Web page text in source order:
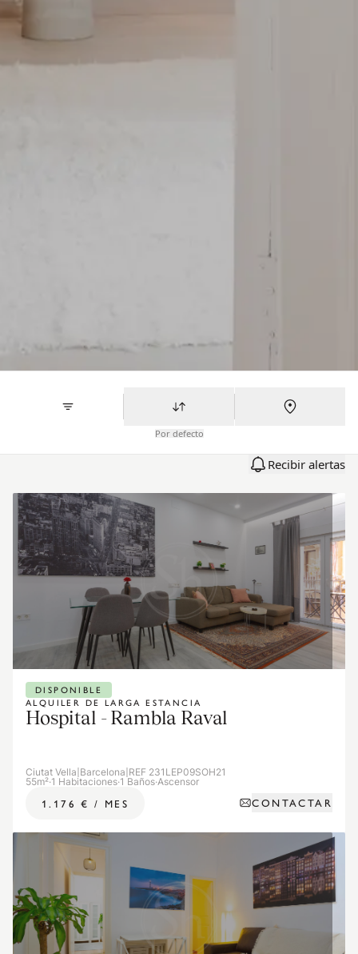
Por defecto
Recibir alertas
ALQUILER DE LARGA ESTANCIA
DISPONIBLE
Hospital - Rambla Raval
Ciutat Vella Barcelona REF 231LEP09SOH21
55m²·1 Habitaciones·1 Baños·Ascensor
1.176 € / MES CONTACTAR